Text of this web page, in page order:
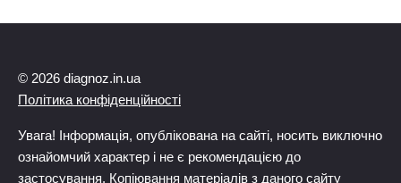
© 2026 diagnoz.in.ua
Політика конфіденційності
Увага! Інформація, опублікована на сайті, носить виключно
ознайомчий характер і не є рекомендацією до
застосування. Копіювання матеріалів з даного сайту